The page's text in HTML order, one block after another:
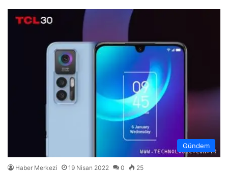
Gündem
Haber Merkezi 19 Nisan 2022 0 25